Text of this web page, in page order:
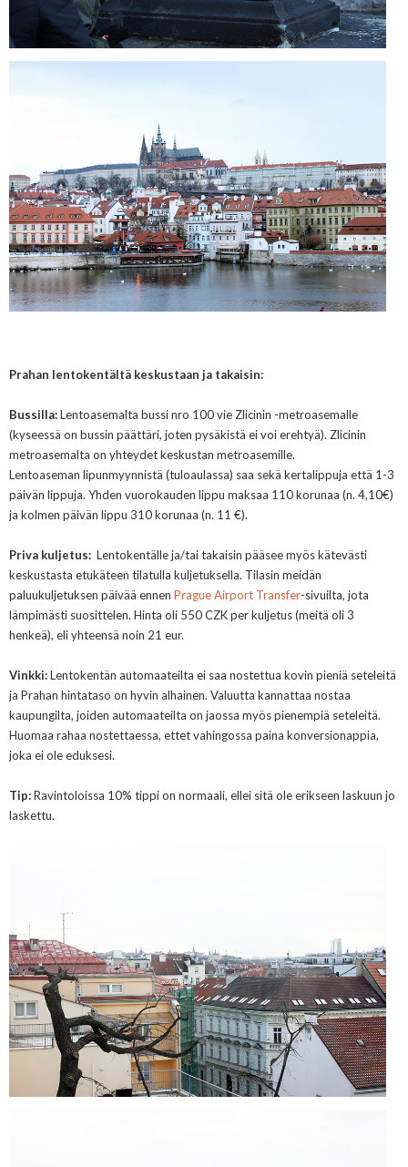
Prahan lentokentältä keskustaan ja takaisin:
Bussilla:Lentoasemalta bussi nro 100 vieZlicinin -metroasemalle
(kyseessä on bussin päättäri, joten pysäkistä ei voi erehtyä). Zlicinin
metroasemalta on yhteydet keskustan metroasemille.
Lentoaseman lipunmyynnistä (tuloaulassa) saa sekä kertalippuja että 1-3
päivän lippuja. Yhden vuorokauden lippu maksaa 110 korunaa (n. 4,10€)
ja kolmen päivän lippu 310 korunaa (n. 11 €).
Priva kuljetus: Lentokentälle ja/tai takaisin pääsee myös kätevästi
keskustasta etukäteen tilatulla kuljetuksella. Tilasin meidän
paluukuljetuksen päivää ennen Prague Airport Transfer-sivuilta, jota
lämpimästi suosittelen. Hinta oli 550 CZK per kuljetus (meitä oli 3
henkeä), eli yhteensä noin 21 eur.
Vinkki:Lentokentän automaateilta ei saa nostettua kovin pieniä seteleitä
ja Prahan hintataso on hyvin alhainen. Valuutta kannattaa nostaa
kaupungilta, joiden automaateilta on jaossa myös pienempiä seteleitä.
Huomaa rahaa nostettaessa, ettet vahingossa paina konversionappia,
joka ei ole eduksesi.
Tip:Ravintoloissa 10% tippi on normaali, ellei sitä ole erikseen laskuun jo
laskettu.